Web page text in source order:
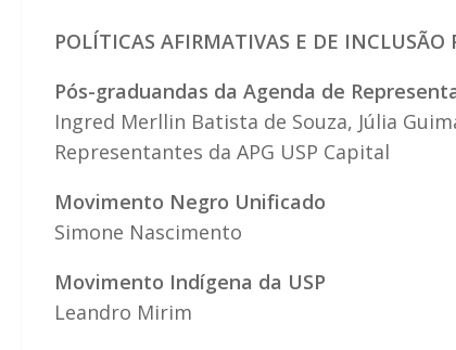
POLÍTICAS AFIRMATIVAS E DE INCLUSÃO
Pós-graduandas da Agenda de
Ingred Merllin Batista de Souza, Júlia
Representantes da APG USP Capital
Movimento Negro Unificado
Simone Nascimento
Movimento Indígena da USP
Leandro Mirim